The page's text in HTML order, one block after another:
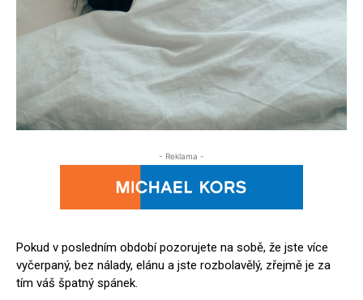
- Reklama -
Pokud v posledním období pozorujete na sobě, že jste více
vyčerpaný, bez nálady, elánu a jste rozbolavělý, zřejmě je za
tím váš špatný spánek.